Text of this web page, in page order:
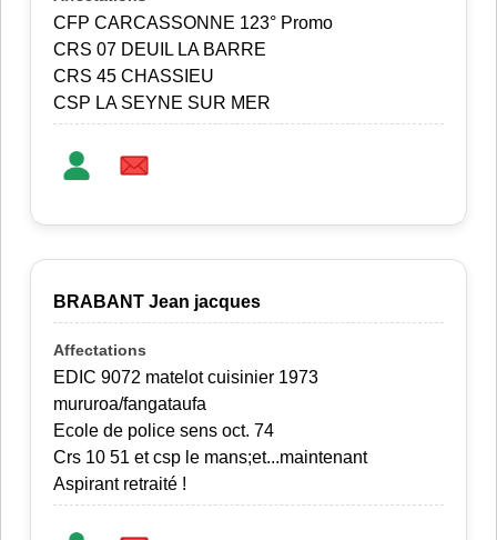
CFP CARCASSONNE 123° Promo
CRS 07 DEUIL LA BARRE
CRS 45 CHASSIEU
CSP LA SEYNE SUR MER
BRABANT Jean jacques
EDIC 9072 matelot cuisinier 1973
mururoa/fangataufa
Ecole de police sens oct. 74
Crs 10 51 et csp le mans;et...maintenant
Aspirant retraité !